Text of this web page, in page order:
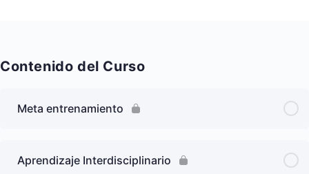
Contenido del Curso
Meta entrenamiento
Aprendizaje Interdisciplinario